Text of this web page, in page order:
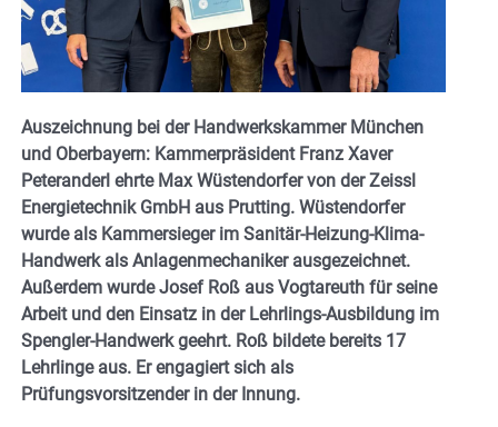
Auszeichnung bei der Handwerkskammer München
und Oberbayern: Kammerpräsident Franz Xaver
Peteranderl ehrte Max Wüstendorfer von der Zeissl
Energietechnik GmbH aus Prutting. Wüstendorfer
wurde als Kammersieger im Sanitär-Heizung-Klima-
Handwerk als Anlagenmechaniker ausgezeichnet.
Außerdem wurde Josef Roß aus Vogtareuth für seine
Arbeit und den Einsatz in der Lehrlings-Ausbildung im
Spengler-Handwerk geehrt. Roß bildete bereits 17
Lehrlinge aus. Er engagiert sich als
Prüfungsvorsitzender in der Innung.